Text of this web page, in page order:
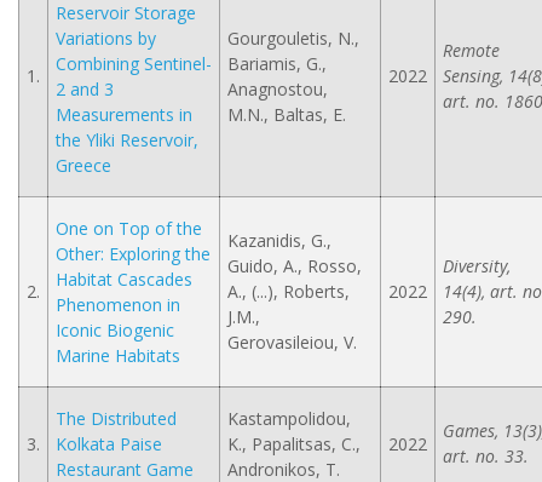
1.
Reservoir Storage
Variations by
Combining Sentinel-
2 and 3
Measurements in
the Yliki Reservoir,
Greece
Gourgouletis, N.,
Bariamis, G.,
Anagnostou,
M.N., Baltas, E.
2022
Remote
Sensing,
art. no.
2.
One on Top of the
Other: Exploring the
Habitat Cascades
Phenomenon in
Iconic Biogenic
Marine Habitats
Kazanidis, G.,
Guido, A., Rosso,
A., (...), Roberts,
J.M.,
Gerovasileiou, V.
2022
Diversity,
14(4), art.
290.
3.
The Distributed
Kolkata Paise
Restaurant Game
Kastampolidou,
K., Papalitsas, C.,
Andronikos, T.
2022
Games,
art. no. 33.